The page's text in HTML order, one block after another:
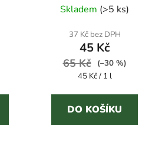
Skladem (>5 ks)
37 Kč bez DPH
45 Kč
65 Kč
(–30 %)
Měrná
45 Kč / 1 l
DO KOŠÍKU